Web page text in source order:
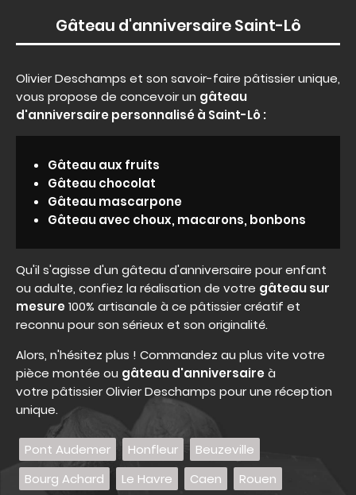
Gâteau d'anniversaire Saint-Lô
Olivier Deschamps et son savoir-faire pâtissier unique,
vous propose de concevoir un gâteau
d'anniversaire personnalisé à Saint-Lô :
Gâteau aux fruits
Gâteau chocolat
Gâteau mascarpone
Gâteau avec choux, macarons, bonbons
Qu'il s'agisse d'un gâteau d'anniversaire pour enfant
ou adulte, confiez la réalisation de votre gâteau sur
mesure 100% artisanale à ce pâtissier créatif et
reconnu pour son sérieux et son originalité.
Alors, n'hésitez plus ! Commandez au plus vite votre
pièce montée ou gâteau d'anniversaire à
votre pâtissier Olivier Deschamps pour une réception
unique.
Pont Audemer Honfleur
Beuzeville
Bourg Achard
Le Havre Caen
Rouen